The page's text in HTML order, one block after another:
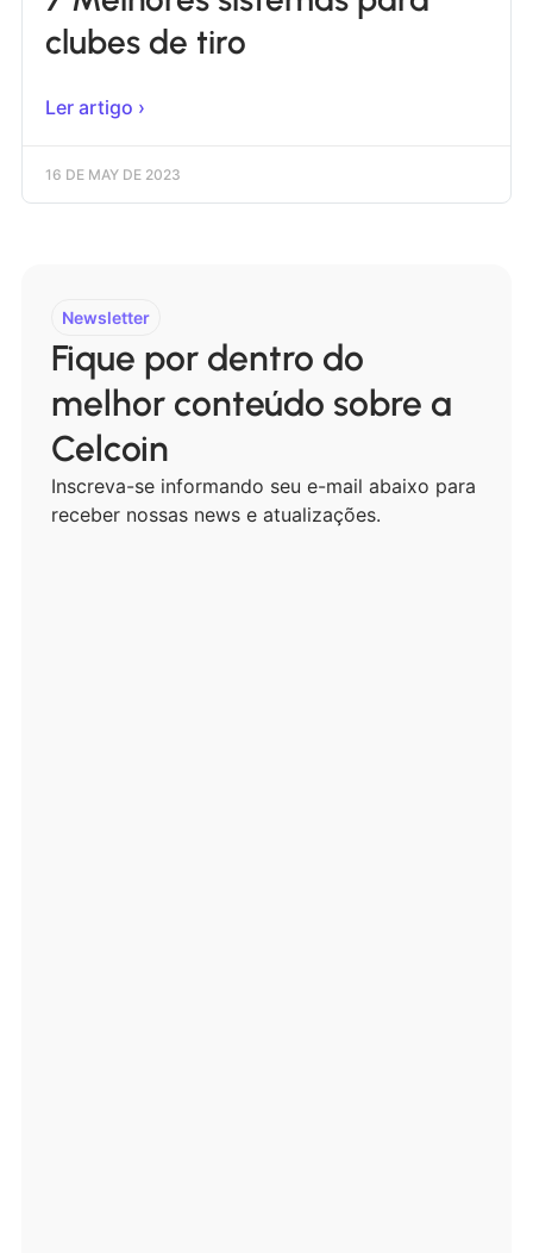
clubes de tiro
Ler artigo ›
16 DE MAY DE 2023
Newsletter
Fique por dentro do
melhor conteúdo sobre a
Celcoin
Inscreva-se informando seu e-mail abaixo para
receber nossas news e atualizações.